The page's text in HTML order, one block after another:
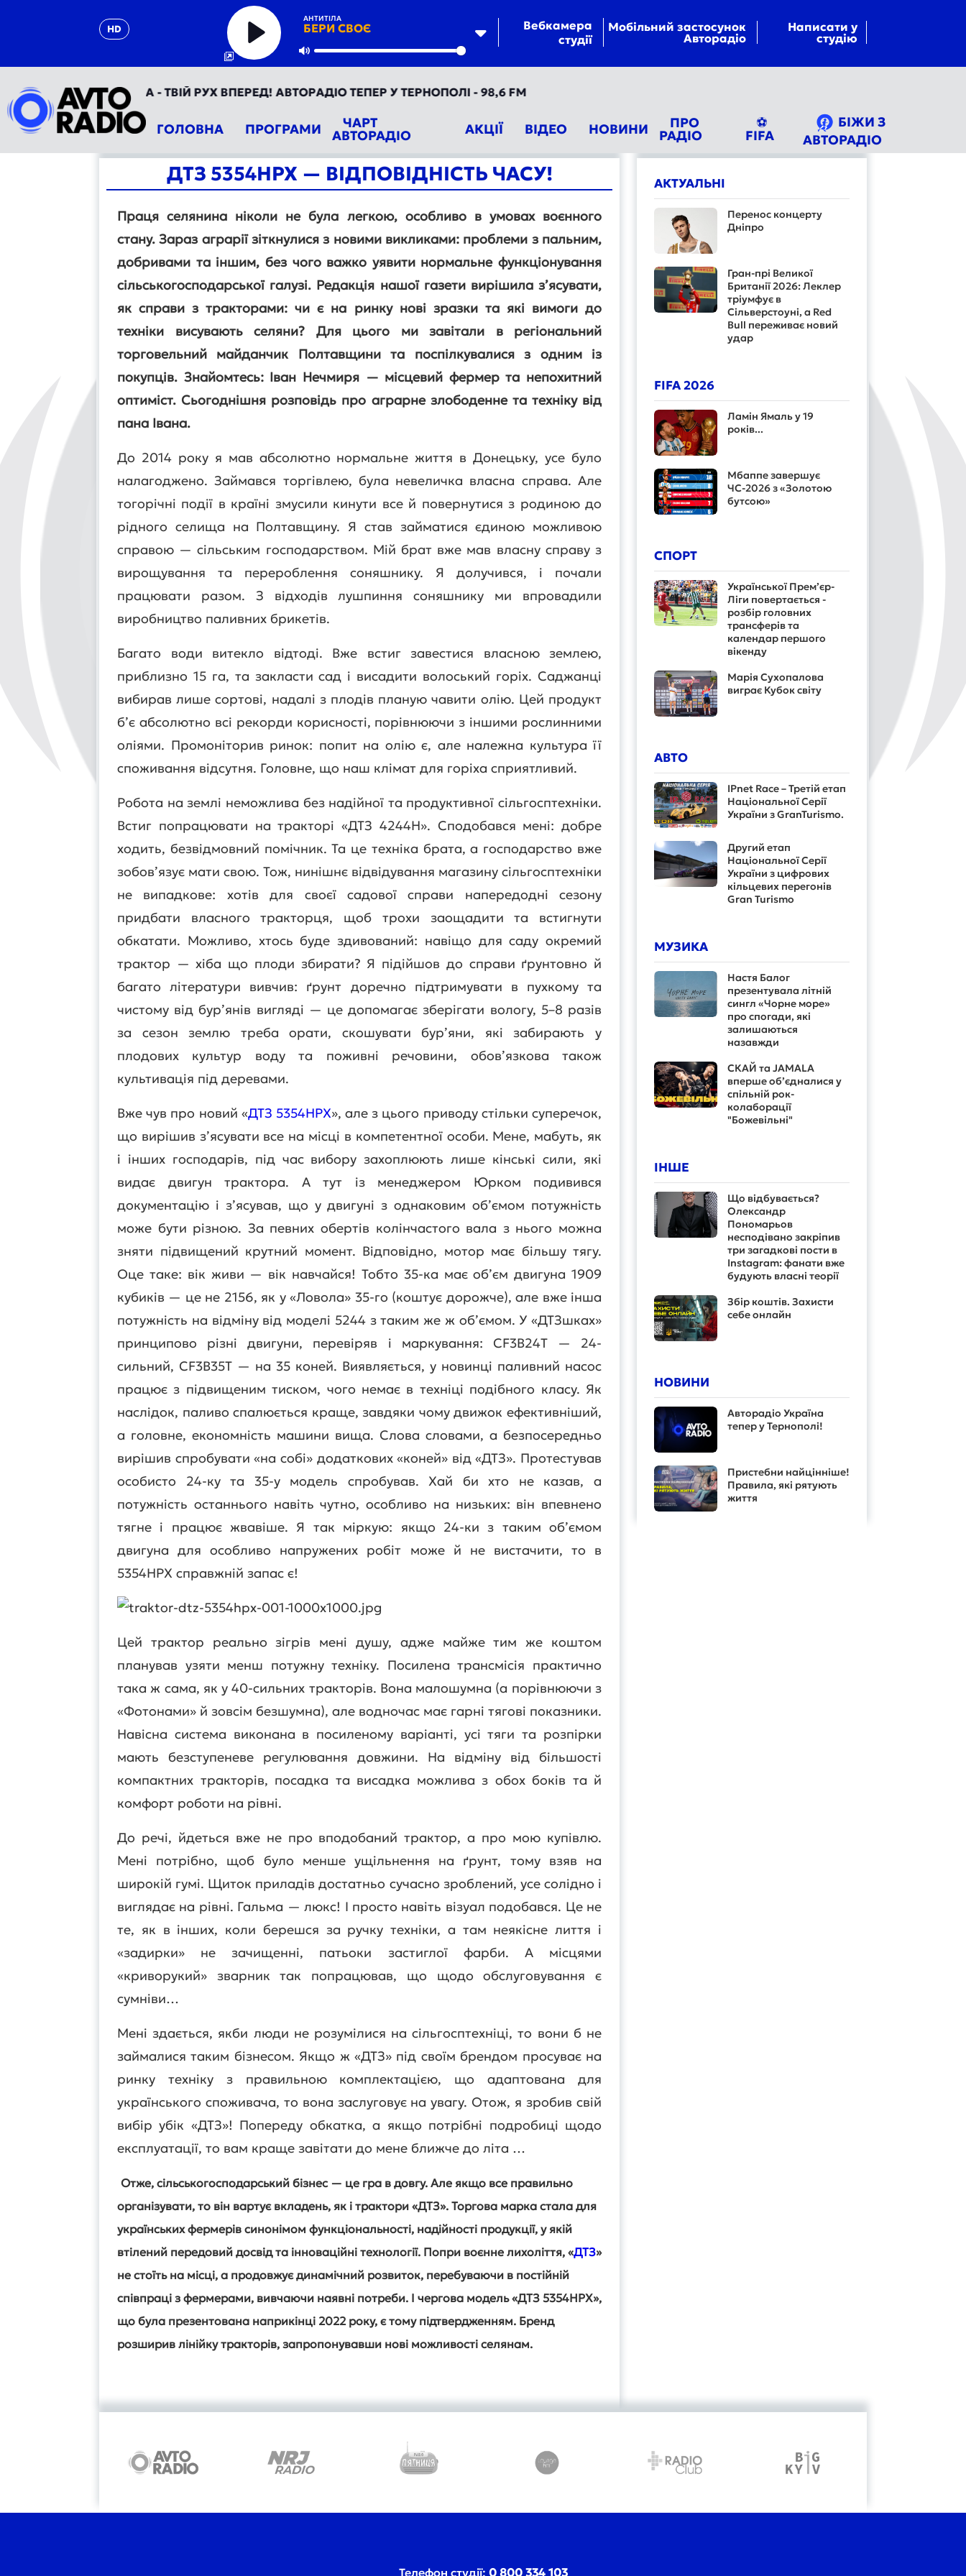
HD
АНТИТІЛА
БЕРИ СВОЄ
Play
Mute
Вебкамера
студії
Мобільний застосунок
Авторадіо
Написати у
студію
УКРАЇНА - ТВІЙ РУХ ВПЕРЕД! АВТОРАДІО ТЕПЕР У ТЕРНОПОЛІ - 98,6 FM
ГОЛОВНА ПРОГРАМИ ЧАРТ
АВТОРАДІО АКЦІЇ ВІДЕО НОВИНИ ПРО
РАДІО
⚽
FIFA
БІЖИ З
АВТОРАДІО
ДТЗ 5354НРХ — ВІДПОВІДНІСТЬ ЧАСУ!
Праця селянина ніколи не була легкою, особливо в умовах воєнного
стану. Зараз аграрії зіткнулися з новими викликами: проблеми з пальним,
добривами та іншим, без чого важко уявити нормальне функціонування
сільськогосподарської галузі. Редакція нашої газети вирішила з’ясувати,
як справи з тракторами: чи є на ринку нові зразки та які вимоги до
техніки висувають селяни? Для цього ми завітали в регіональний
торговельний майданчик Полтавщини та поспілкувалися з одним із
покупців. Знайомтесь: Іван Нечмиря — місцевий фермер та непохитний
оптиміст. Сьогоднішня розповідь про аграрне злободенне та техніку від
пана Івана.
До 2014 року я мав абсолютно нормальне життя в Донецьку, усе було
налагоджено. Займався торгівлею, була невеличка власна справа. Але
тогорічні події в країні змусили кинути все й повернутися з родиною до
рідного селища на Полтавщину. Я став займатися єдиною можливою
справою — сільським господарством. Мій брат вже мав власну справу з
вирощування та перероблення соняшнику. Я долучився, і почали
працювати разом. З відходів лушпиння соняшнику ми впровадили
виробництво паливних брикетів.
Багато води витекло відтоді. Вже встиг завестися власною землею,
приблизно 15 га, та закласти сад і висадити волоський горіх. Саджанці
вибирав лише сортові, надалі з плодів планую чавити олію. Цей продукт
б’є абсолютно всі рекорди корисності, порівнюючи з іншими рослинними
оліями. Промоніторив ринок: попит на олію є, але належна культура її
споживання відсутня. Головне, що наш клімат для горіха сприятливий.
Робота на землі неможлива без надійної та продуктивної сільгосптехніки.
Встиг попрацювати на тракторі «ДТЗ 4244Н». Сподобався мені: добре
ходить, безвідмовний помічник. Та це техніка брата, а господарство вже
зобов’язує мати свою. Тож, нинішнє відвідування магазину сільгосптехніки
не випадкове: хотів для своєї садової справи напередодні сезону
придбати власного тракторця, щоб трохи заощадити та встигнути
обкатати. Можливо, хтось буде здивований: навіщо для саду окремий
трактор — хіба що плоди збирати? Я підійшов до справи ґрунтовно й
багато літератури вивчив: ґрунт доречно підтримувати в пухкому та
чистому від бур’янів вигляді — це допомагає зберігати вологу, 5–8 разів
за сезон землю треба орати, скошувати бур’яни, які забирають у
плодових культур воду та поживні речовини, обов’язкова також
культивація під деревами.
Вже чув про новий «ДТЗ 5354НРХ», але з цього приводу стільки суперечок,
що вирішив з’ясувати все на місці в компетентної особи. Мене, мабуть, як
і інших господарів, під час вибору захоплюють лише кінські сили, які
видає двигун трактора. А тут із менеджером Юрком подивився
документацію і з’ясував, що у двигуні з однаковим об’ємом потужність
може бути різною. За певних обертів колінчастого вала з нього можна
зняти підвищений крутний момент. Відповідно, мотор має більшу тягу.
Оце таке: вік живи — вік навчайся! Тобто 35-ка має об’єм двигуна 1909
кубиків — це не 2156, як у «Ловола» 35-го (коштує дорожче), але вже інша
потужність на відміну від моделі 5244 з таким же ж об’ємом. У «ДТЗшках»
принципово різні двигуни, перевіряв і маркування: СF3B24T — 24-
сильний, СF3B35T — на 35 коней. Виявляється, у новинці паливний насос
працює з підвищеним тиском, чого немає в техніці подібного класу. Як
наслідок, паливо спалюється краще, завдяки чому движок ефективніший,
а головне, економність машини вища. Слова словами, а безпосередньо
вирішив спробувати «на собі» додаткових «коней» від «ДТЗ». Протестував
особисто 24-ку та 35-у модель спробував. Хай би хто не казав, а
потужність останнього навіть чутно, особливо на низьких: він впевнено
тягне і працює жвавіше. Я так міркую: якщо 24-ки з таким об’ємом
двигуна для особливо напружених робіт може й не вистачити, то в
5354НРХ справжній запас є!
Цей трактор реально зігрів мені душу, адже майже тим же коштом
планував узяти менш потужну техніку. Посилена трансмісія практично
така ж сама, як у 40-сильних тракторів. Вона малошумна (а порівнюючи з
«Фотонами» й зовсім безшумна), але водночас має гарні тягові показники.
Навісна система виконана в посиленому варіанті, усі тяги та розпірки
мають безступеневе регулювання довжини. На відміну від більшості
компактних тракторів, посадка та висадка можлива з обох боків та й
комфорт роботи на рівні.
До речі, йдеться вже не про вподобаний трактор, а про мою купівлю.
Мені потрібно, щоб було менше ущільнення на ґрунт, тому взяв на
широкій гумі. Щиток приладів достатньо сучасно зроблений, усе солідно і
виглядає на рівні. Гальма — люкс! І просто навіть візуал подобався. Це не
те, як в інших, коли берешся за ручку техніки, а там неякісне лиття і
«задирки» не зачищенні, патьоки застиглої фарби. А місцями
«криворукий» зварник так попрацював, що щодо обслуговування є
сумніви…
Мені здається, якби люди не розумілися на сільгосптехніці, то вони б не
займалися таким бізнесом. Якщо ж «ДТЗ» під своїм брендом просуває на
ринку техніку з правильною комплектацією, що адаптована для
українського споживача, то вона заслуговує на увагу. Отож, я зробив свій
вибір убік «ДТЗ»! Попереду обкатка, а якщо потрібні подробиці щодо
експлуатації, то вам краще завітати до мене ближче до літа …
Отже, сільськогосподарський бізнес — це гра в довгу. Але якщо все правильно
організувати, то він вартує вкладень, як і трактори «ДТЗ». Торгова марка стала для
українських фермерів синонімом функціональності, надійності продукції, у якій
втілений передовий досвід та інноваційні технології. Попри воєнне лихоліття, «ДТЗ»
не стоїть на місці, а продовжує динамічний розвиток, перебуваючи в постійній
співпраці з фермерами, вивчаючи наявні потреби. І чергова модель «ДТЗ 5354НРХ»,
що була презентована наприкінці 2022 року, є тому підтвердженням. Бренд
розширив лінійку тракторів, запропонувавши нові можливості селянам.
АКТУАЛЬНІ
Перенос концерту
Дніпро
Гран-прі Великої
Британії 2026: Леклер
тріумфує в
Сільверстоуні, а Red
Bull переживає новий
удар
FIFA 2026
Ламін Ямаль у 19
років...
Мбаппе завершує
ЧС-2026 з «Золотою
бутсою»
СПОРТ
Української Прем’єр-
Ліги повертається -
розбір головних
трансферів та
календар першого
вікенду
Марія Сухопалова
виграє Кубок світу
АВТО
IPnet Race – Третій етап
Національної Серії
України з GranTurismo.
Другий етап
Національної Серії
України з цифрових
кільцевих перегонів
Gran Turismo
МУЗИКА
Настя Балог
презентувала літній
сингл «Чорне море»
про спогади, які
залишаються
назавжди
СКАЙ та JAMALA
вперше об’єдналися у
спільній рок-
колаборації
"Божевільні"
ІНШЕ
Що відбувається?
Олександр
Пономарьов
несподівано закріпив
три загадкові пости в
Instagram: фанати вже
будують власні теорії
Збір коштів. Захисти
себе онлайн
НОВИНИ
Авторадіо Україна
тепер у Тернополі!
Пристебни найцінніше!
Правила, які рятують
життя
Телефон студії: 0 800 334 103